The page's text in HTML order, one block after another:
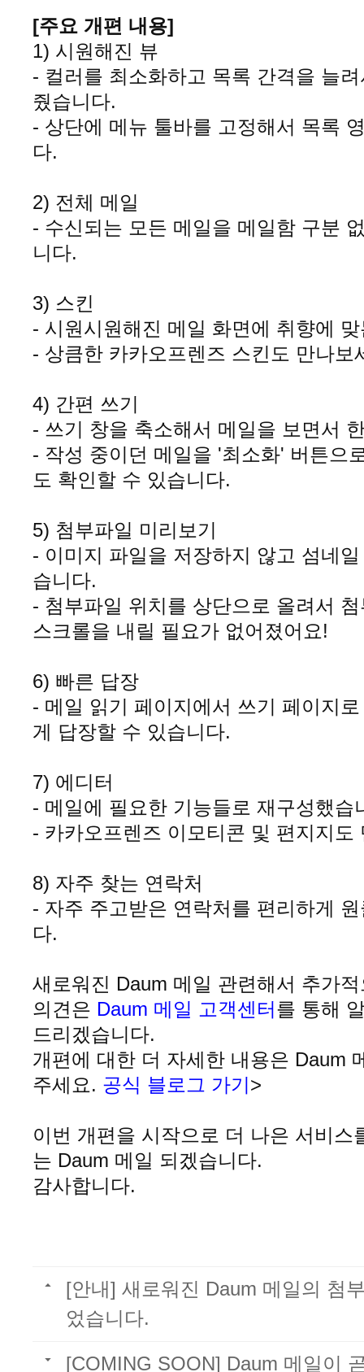
[주요 개편 내용]
1) 시원해진 뷰
- 컬러를 최소화하고 목록 간격을 늘
줬습니다.
- 상단에 메뉴 툴바를 고정해서 목록
다.
2) 전체 메일
- 수신되는 모든 메일을 메일함 구분
니다.
3) 스킨
- 시원시원해진 메일 화면에 취향에
- 상큼한 카카오프렌즈 스킨도 만나보
4) 간편 쓰기
- 쓰기 창을 축소해서 메일을 보면서
- 작성 중이던 메일을 '최소화' 버튼으
도 확인할 수 있습니다.
5) 첨부파일 미리보기
- 이미지 파일을 저장하지 않고 섬네
습니다.
- 첨부파일 위치를 상단으로 올려서
스크롤을 내릴 필요가 없어졌어요!
6) 빠른 답장
- 메일 읽기 페이지에서 쓰기 페이지
게 답장할 수 있습니다.
7) 에디터
- 메일에 필요한 기능들로 재구성했습
- 카카오프렌즈 이모티콘 및 편지지도
8) 자주 찾는 연락처
- 자주 주고받은 연락처를 편리하게
다.
새로워진 Daum 메일 관련해서 추가
의견은 Daum 메일 고객센터 를 통해
드리겠습니다.
개편에 대한 더 자세한 내용은 Daum
주세요. 공식 블로그 가기 >
이번 개편을 시작으로 더 나은 서비스
는 Daum 메일 되겠습니다.
감사합니다.
[안내] 새로워진 Daum 메일의 첨
었습니다.
[COMING SOON] Daum 메일이